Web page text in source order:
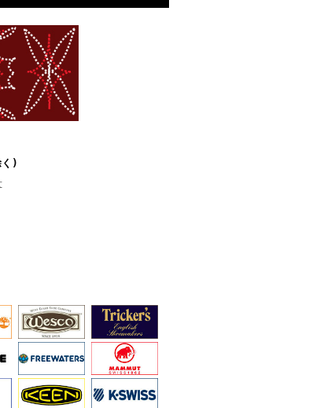
く)